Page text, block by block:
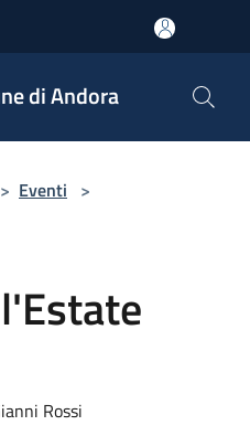
di Andora
> Eventi >
Rossi